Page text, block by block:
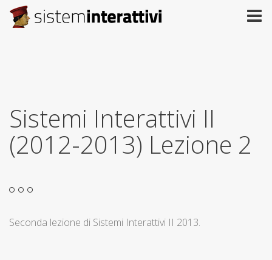
Sistemi Interattivi II
(2012-2013) Lezione 2
Seconda lezione di Sistemi Interattivi II 2013.